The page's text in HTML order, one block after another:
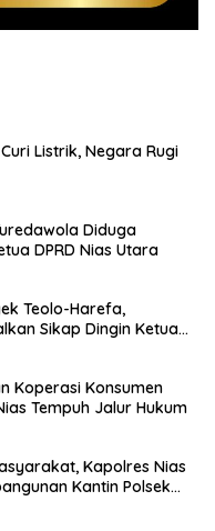
Listrik, Negara Rugi
Diduga
DPRD Nias Utara
Teolo-Harefa,
Sikap Dingin Ketua
Koperasi Konsumen
Tempuh Jalur Hukum
Kapolres Nias
Kantin Polsek